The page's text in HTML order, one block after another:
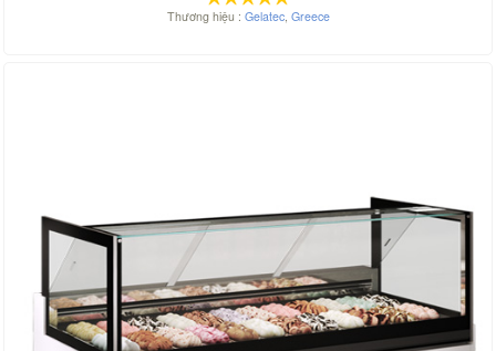
Thương hiệu : Gelatec, Greece